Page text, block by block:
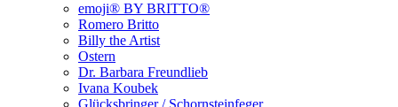
emoji® BY BRITTO®
Romero Britto
Billy the Artist
Ostern
Dr. Barbara Freundlieb
Ivana Koubek
Glücksbringer / Schornsteinfeger